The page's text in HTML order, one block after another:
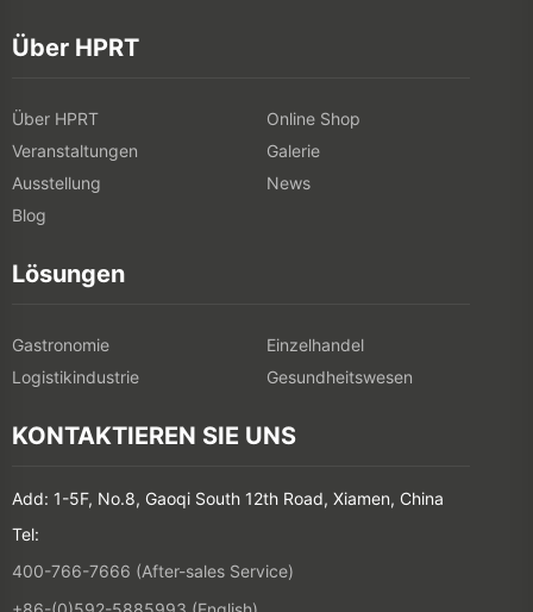
Über HPRT
Über HPRT
Online Shop
Veranstaltungen
Galerie
Ausstellung
News
Blog
Lösungen
Gastronomie
Einzelhandel
Logistikindustrie
Gesundheitswesen
KONTAKTIEREN SIE UNS
Add: 1-5F, No.8, Gaoqi South 12th Road, Xiamen, China
Tel:
400-766-7666 (After-sales Service)